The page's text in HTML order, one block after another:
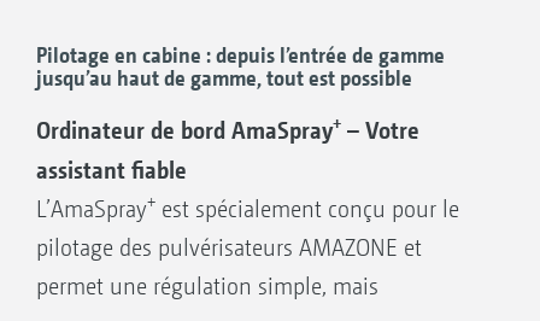
Pilotage en cabine : depuis l’entrée de gamme
jusqu’au haut de gamme, tout est possible
Ordinateur de bord AmaSpray+ – Votre
assistant fiable
L’AmaSpray+ est spécialement conçu pour le
pilotage des pulvérisateurs AMAZONE et
permet une régulation simple, mais